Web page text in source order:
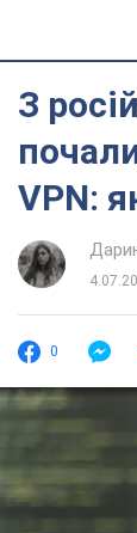
З
VPN:
0